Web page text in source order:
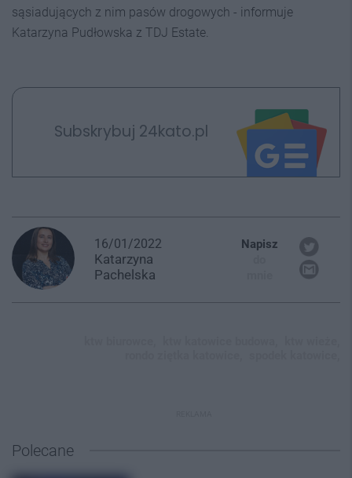
sąsiadujących z nim pasów drogowych - informuje
Katarzyna Pudłowska z TDJ Estate.
Subskrybuj 24kato.pl
16/01/2022
Katarzyna
Pachelska
Napisz
Polecane